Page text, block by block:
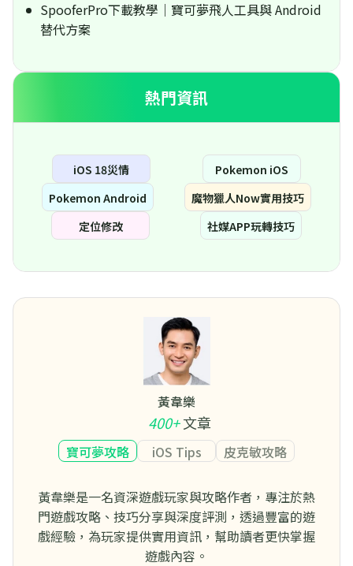
SpooferPro下載教學｜寶可夢飛人工具與 Android
替代方案
熱門資訊
iOS 18災情
Pokemon iOS
Pokemon Android
魔物獵人Now實用技巧
定位修改
社媒APP玩轉技巧
黃韋樂
400+文章
寶可夢攻略 iOS Tips 皮克敏攻略
黃韋樂是一名資深遊戲玩家與攻略作者，專注於熱
門遊戲攻略、技巧分享與深度評測，透過豐富的遊
戲經驗，為玩家提供實用資訊，幫助讀者更快掌握
遊戲內容。